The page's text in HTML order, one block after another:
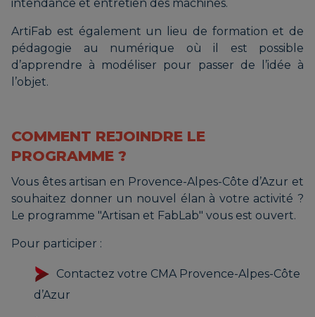
intendance et entretien des machines.
ArtiFab est également un lieu de formation et de
pédagogie au numérique où il est possible
d’apprendre à modéliser pour passer de l’idée à
l’objet.
COMMENT REJOINDRE LE
PROGRAMME ?
Vous êtes artisan en Provence-Alpes-Côte d’Azur et
souhaitez donner un nouvel élan à votre activité ?
Le programme "Artisan et FabLab" vous est ouvert.
Pour participer :
Contactez votre CMA Provence-Alpes-Côte
d’Azur